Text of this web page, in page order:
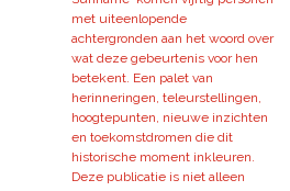
met uiteenlopende
achtergronden aan het woord over
wat deze gebeurtenis voor hen
betekent. Een palet van
herinneringen, teleurstellingen,
hoogtepunten, nieuwe inzichten
en toekomstdromen die dit
historische moment inkleuren.
Deze publicatie is niet alleen